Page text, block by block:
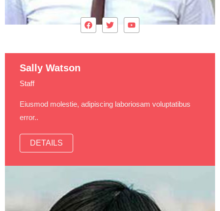
Sally Watson
Staff
Eiusmod molestie, adipiscing laboriosam voluptatibus
error..
DETAILS